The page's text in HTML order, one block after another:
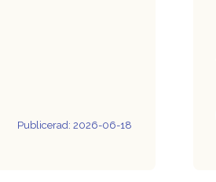
Publicerad: 2026-06-18